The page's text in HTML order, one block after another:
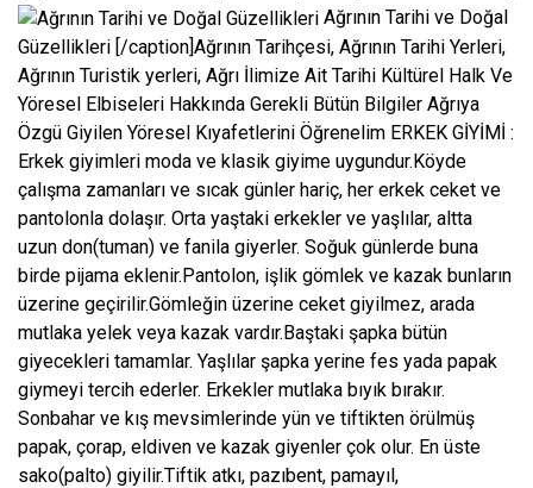
Ağrının Tarihi ve Doğal
Güzellikleri [/caption]Ağrının Tarihçesi, Ağrının Tarihi Yerleri,
Ağrının Turistik yerleri, Ağrı İlimize Ait Tarihi Kültürel Halk Ve
Yöresel Elbiseleri Hakkında Gerekli Bütün Bilgiler Ağrıya
Özgü Giyilen Yöresel Kıyafetlerini Öğrenelim ERKEK GİYİMİ :
Erkek giyimleri moda ve klasik giyime uygundur.Köyde
çalışma zamanları ve sıcak günler hariç, her erkek ceket ve
pantolonla dolaşır. Orta yaştaki erkekler ve yaşlılar, altta
uzun don(tuman) ve fanila giyerler. Soğuk günlerde buna
birde pijama eklenir.Pantolon, işlik gömlek ve kazak bunların
üzerine geçirilir.Gömleğin üzerine ceket giyilmez, arada
mutlaka yelek veya kazak vardır.Baştaki şapka bütün
giyecekleri tamamlar. Yaşlılar şapka yerine fes yada papak
giymeyi tercih ederler. Erkekler mutlaka bıyık bırakır.
Sonbahar ve kış mevsimlerinde yün ve tiftikten örülmüş
papak, çorap, eldiven ve kazak giyenler çok olur. En üste
sako(palto) giyilir.Tiftik atkı, pazıbent, pamayıl,